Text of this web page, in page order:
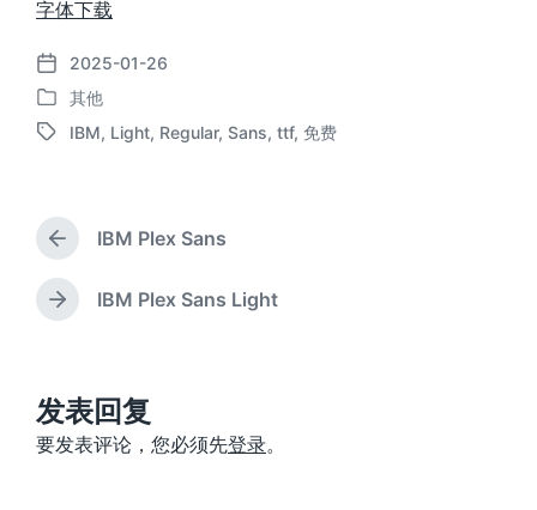
字体下载
发
布
日
2025-01-26
发
布
其他
标
IBM, Light, Regular, Sans, ttf, 免费
上
篇
文
章
IBM Plex Sans
下
：
IBM Plex Sans Light
发表回复
要发表评论，您必须先登录。